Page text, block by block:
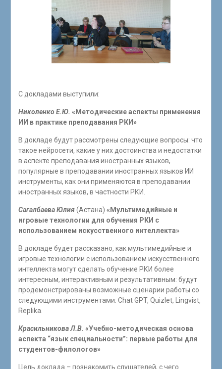
С докладами выступили:
Николенко Е.Ю. «Методические аспекты применения
ИИ в практике преподавания РКИ»
В докладе будут рассмотрены следующие вопросы: что
такое нейросети, какие у них достоинства и недостатки
в аспекте преподавания иностранных языков,
популярные в преподавании иностранных языков ИИ
инструменты, как они применяются в преподавании
иностранных языков, в частности РКИ.
Сагалбаева Юлия(Астана) «Мультимедийные и
игровые технологии для обучения РКИ с
использованием искусственного интеллекта»
В докладе будет рассказано, как мультимедийные и
игровые технологии с использованием искусственного
интеллекта могут сделать обучение РКИ более
интересным, интерактивным и результативным: будут
продемонстрированы возможные сценарии работы со
следующими инструментами: Chat GPT, Quizlet, Lingvist,
Replika.
Красильникова Л.В. «Учебно-методическая основа
аспекта “язык специальности”: первые работы для
студентов-филологов»
Цель доклада – познакомить слушателей, с чего